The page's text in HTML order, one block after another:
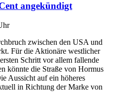
angekündigt
zwischen den USA und
Für die Aktionäre westlicher
Schritt vor allem fallende
könnte die Straße von Hormus
Aussicht auf ein höheres
in Richtung der Marke von